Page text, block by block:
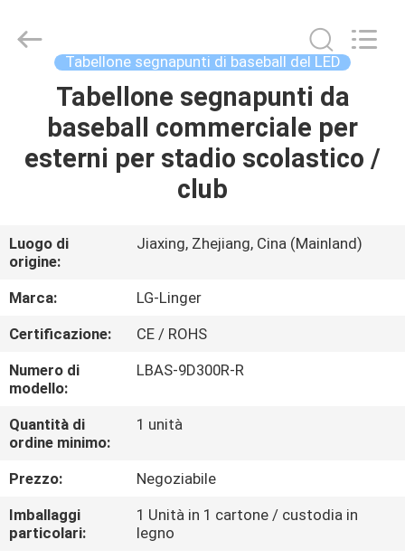
CASA
PRODOTTI
NOI
GIRO
DELLA
FABBRICA
CONTROLLO
DI
QUALITÀ
CONTATTICI
Electronic
Technology
Tabellone segnapunti di baseball del LED
Tabellone segnapunti da
baseball commerciale per
esterni per stadio scolastico /
club
Luogo di
origine:
Jiaxing, Zhejiang, Cina (Mainland)
Marca:
LG-Linger
Certificazione:
CE / ROHS
Numero di
modello:
LBAS-9D300R-R
Quantità di
ordine minimo:
1 unità
Prezzo:
Negoziabile
Imballaggi
particolari:
1 Unità in 1 cartone / custodia in
legno